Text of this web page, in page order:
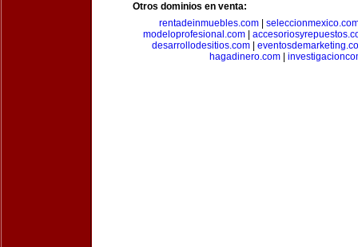
Otros dominios en venta:
rentadeinmuebles.com
modeloprofesional.com|
desarrollodesitios.com|
hagadinero.com|